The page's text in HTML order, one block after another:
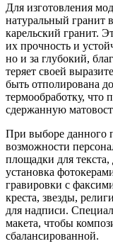
Для изготовления
натуральный гранит
карельский гранит.
их прочность и
но и за глубокий,
теряет своей
быть отполирована
термообработку, что
сдержанную
При выборе данного
возможности
площадки для
установка
гравировки с
креста, звезды,
для надписи.
макета, чтобы
сбалансированной.